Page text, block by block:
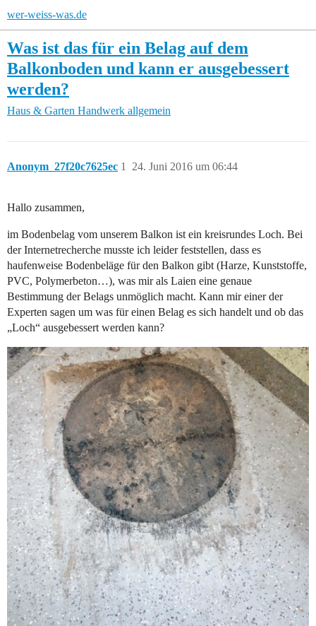
wer-weiss-was.de
Was ist das für ein Belag auf dem
Balkonboden und kann er ausgebessert
werden?
Haus & Garten Handwerk allgemein
Anonym_27f20c7625ec 24. Juni 2016 um 06:44
1
Hallo zusammen,
im Bodenbelag vom unserem Balkon ist ein kreisrundes Loch. Bei
der Internetrecherche musste ich leider feststellen, dass es
haufenweise Bodenbeläge für den Balkon gibt (Harze, Kunststoffe,
PVC, Polymerbeton…), was mir als Laien eine genaue
Bestimmung der Belags unmöglich macht. Kann mir einer der
Experten sagen um was für einen Belag es sich handelt und ob das
„Loch“ ausgebessert werden kann?